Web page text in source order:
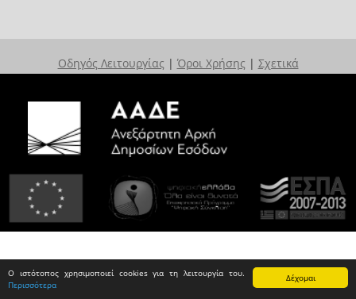
Δέχομαι
Ο ιστότοπος χρησιμοποιεί cookies για τη λειτουργία του.
Περισσότερα
Οδηγός Λειτουργίας | Όροι Χρήσης | Σχετικά